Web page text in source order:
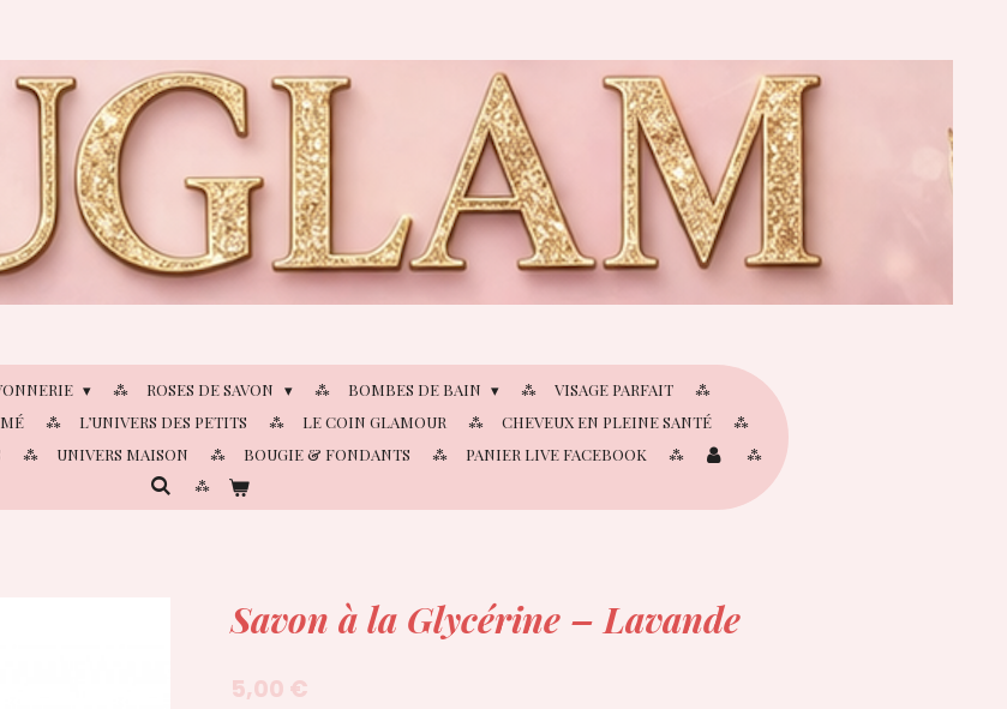
ROSES DE SAVON BOMBES DE BAIN
VISAGE PARFAIT
L’UNIVERS DES PETITS LE COIN GLAMOUR
CHEVEUX EN PLEINE SANTÉ
UNIVERS MAISON BOUGIE & FONDANTS PANIER LIVE FACEBOOK
Savon à la Glycérine – Lavande
5,00 €